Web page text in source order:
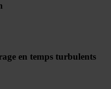
en temps turbulents